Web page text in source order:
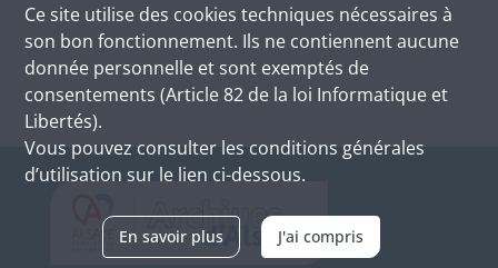
Ce site utilise des cookies techniques nécessaires à
son bon fonctionnement. Ils ne contiennent aucune
donnée personnelle et sont exemptés de
consentements (Article 82 de la loi Informatique et
Libertés).
Vous pouvez consulter les conditions générales
d’utilisation sur le lien ci-dessous.
En savoir plus J'ai compris